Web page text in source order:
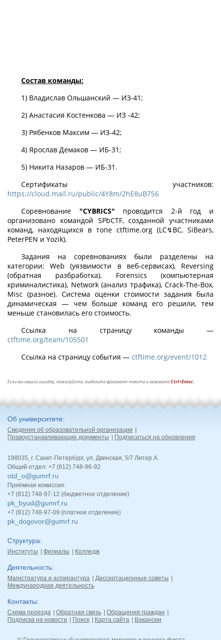
Состав команды:
1) Владислав Ольшанский — ИЗ-41;
2) Анастасия Костенкова — ИЗ -42;
3) Рябенков Максим — ИЗ-42;
4) Ярослав Демаков — ИБ-31;
5) Никита Назаров — ИБ-31.
Сертификаты участников:
https://cloud.mail.ru/public/4Y8m/2hE8uB7S6
Соревнование "CYBRICS" проводится 2-й год и
организовано командой SPbCTF, созданной участниками
команд, находящихся в топе ctftime.org (LC↯BC, SiBears,
PeterPEN и Yozik).
Задания на соревнованиях были разделены на
категории: Web (уязвимости в веб-сервисах), Reversing
(обратная разбработка), Forensics (компьютерная
криминалистика), Network (анализ трафика), Crack-The-Box,
Misc (разное). Система оценки стоимости задания была
динамическая — чем больше команд его решили, тем
меньше становилась его стоимость.
Ссылка на страницу команды —
ctftime.org/team/105501
Ссылка на страницу события — ctftime.org/event/1012
Если вы нашли ошибку, пожалуйста, выделите фрагмент текста и нажмитеCtrl+Enter.
Об университете
Сведения об образовательной организации
Правоустанавливающие документы
Подписаться на обновления
198035, г. Санкт-Петербург, ул. Двинская, 5/7 Литер А.
Общий отдел: +7 (812) 748-96-92
otd_o@gumrf.ru
Приёмная комиссия:
+7 (812) 748-97-12 (бюджетное отделение)
pk_byud@gumrf.ru
+7 (812) 748-97-09 (платное отделение)
pk_dogovor@gumrf.ru
Структура
Институты Филиалы Колледж
Деятельность
Магистратура и аспирантура
Диссертационные советы
Международная деятельность
Контакты
Схема проезда Обратная связь
Обращения граждан
Подписка на новости
Поиск Карта сайта Вакансии